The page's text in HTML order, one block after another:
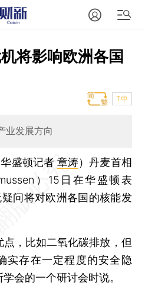
将影响欧洲各国
T中
业发展方向
华盛顿记者章涛）丹麦首相
）15日在华盛顿表
问将对欧洲各国的核能发
，比如二氧化碳排放，但
实存在一定程度的安全隐
会的一个研讨会时说。